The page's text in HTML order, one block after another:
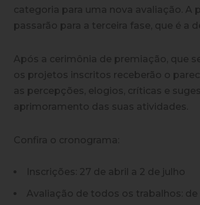
categoria para uma nova avaliação. A
passarão para a terceira fase, que é a
Após a cerimônia de premiação, que
os projetos inscritos receberão o
as percepções, elogios, críticas e
aprimoramento das suas atividades.
Confira o cronograma:
Inscrições:
27 de abril a 2 de julho
Avaliação de todos os trabalhos:
de